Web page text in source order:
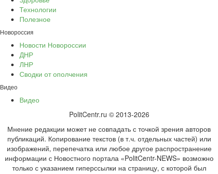
Технологии
Полезное
Новороссия
Новости Новороссии
ДНР
ЛНР
Сводки от ополчения
Видео
Видео
PolitCentr.ru © 2013-2026
Мнение редакции может не совпадать с точкой зрения авторов
публикаций. Копирование текстов (в т.ч. отдельных частей) или
изображений, перепечатка или любое другое распространение
информации с Новостного портала «PolitCentr-NEWS» возможно
только с указанием гиперссылки на страницу, с которой был